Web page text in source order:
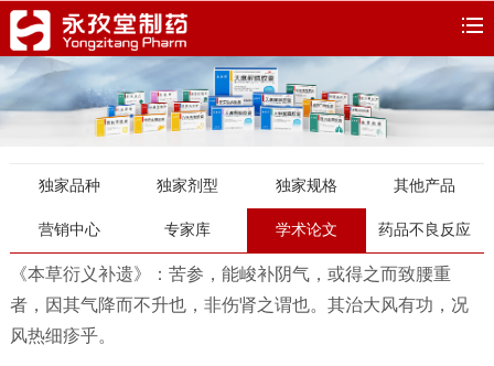
独家品种 独家剂型 独家规格 其他产品
营销中心 专家库 学术论文 药品不良反应
《本草衍义补遗》：苦参，能峻补阴气，或得之而致腰重
者，因其气降而不升也，非伤肾之谓也。其治大风有功，况
风热细疹乎。